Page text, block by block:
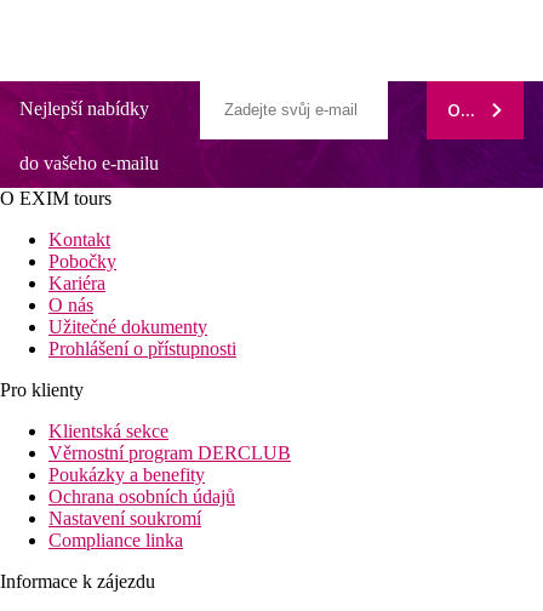
Nejlepší nabídky
do vašeho e-mailu
ODEBÍRAT
O EXIM tours
Kontakt
Pobočky
Kariéra
O nás
Užitečné dokumenty
Prohlášení o přístupnosti
Pro klienty
Klientská sekce
Věrnostní program DERCLUB
Poukázky a benefity
Ochrana osobních údajů
Nastavení soukromí
Compliance linka
Informace k zájezdu